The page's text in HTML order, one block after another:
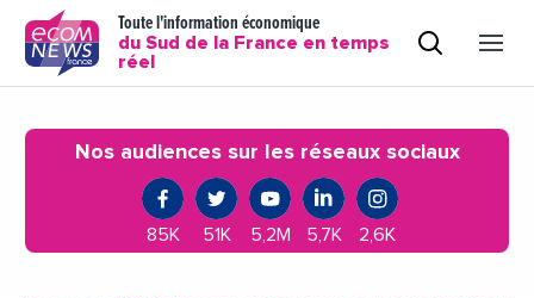
Toute l'information économique
du Sud de la France en temps
réel
Nos audiences sur les réseaux sociaux
85K 51K 5,2M 5,7K 2,6K